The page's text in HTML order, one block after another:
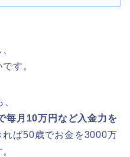
す。
毎月10万円など入金力を
れば50歳でお金を3000万